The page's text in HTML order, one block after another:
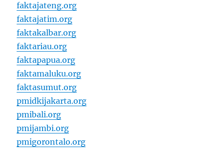
faktajateng.org
faktajatim.org
faktakalbar.org
faktariau.org
faktapapua.org
faktamaluku.org
faktasumut.org
pmidkijakarta.org
pmibali.org
pmijambi.org
pmigorontalo.org